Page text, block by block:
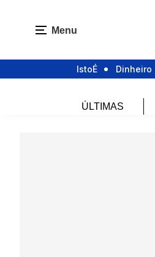
Menu
IstoÉ Dinheiro
ÚLTIMAS